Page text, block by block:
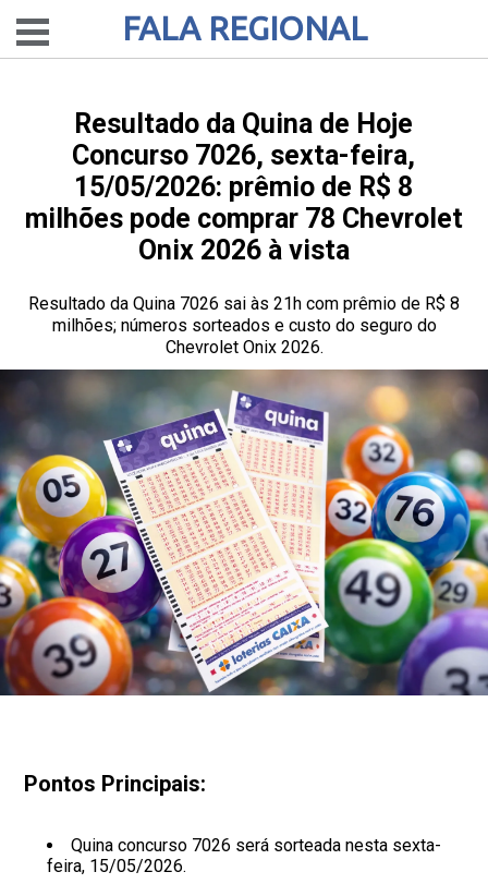
FALA REGIONAL
Resultado da Quina de Hoje
Concurso 7026, sexta-feira,
15/05/2026: prêmio de R$ 8
milhões pode comprar 78 Chevrolet
Onix 2026 à vista
Resultado da Quina 7026 sai às 21h com prêmio de R$ 8
milhões; números sorteados e custo do seguro do
Chevrolet Onix 2026.
Pontos Principais:
Quina concurso 7026 será sorteada nesta sexta-
feira, 15/05/2026.